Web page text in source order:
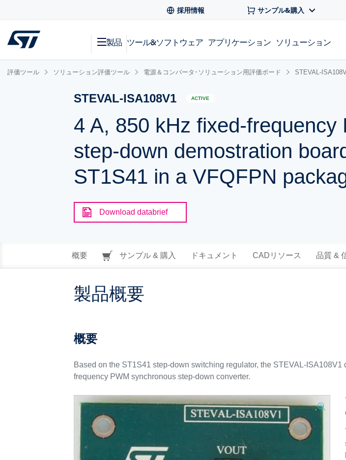
採用情報 サンプル&購入
製品 ツール&ソフトウェア アプリケーション ソリューション
評価ツール ソリューション評価ツール 電源＆コンバータ･ソリューション用評価ボード STEVAL-
STEVAL-ISA108V1 ACTIVE
4 A, 850 kHz fixed-frequency
step-down demostration
ST1S41 in a VFQFPN
Download databrief
概要 サンプル & 購入 ドキュメント CADリソース 品質 &
製品概要
概要
Based on the ST1S41 step-down switching regulator, the STEVAL-
frequency PWM synchronous step-down converter.